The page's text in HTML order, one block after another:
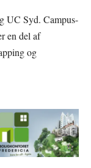
UC Syd. Campus-
en del af
og